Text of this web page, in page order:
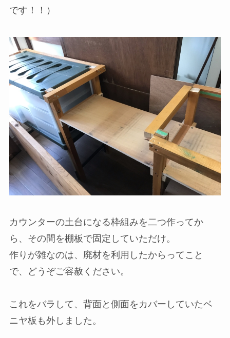
です！！）
カウンターの土台になる枠組みを二つ作ってか
ら、その間を棚板で固定していただけ。
作りが雑なのは、廃材を利用したからってこと
で、どうぞご容赦ください。
これをバラして、背面と側面をカバーしていたベ
ニヤ板も外しました。